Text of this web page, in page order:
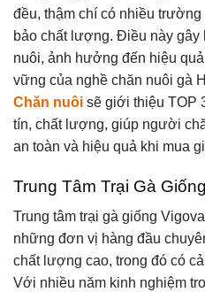
đều, thậm chí có nhiều
bảo chất lượng. Điều này
nuôi, ảnh hưởng đến hiệu
vững của nghề chăn nuôi gà
Chăn nuôi sẽ giới thiệu TOP
tín, chất lượng, giúp người
an toàn và hiệu quả khi mua
Trung Tâm Trại Gà
Trung tâm trại gà giống
những đơn vị hàng đầu
chất lượng cao, trong đó có
Với nhiều năm kinh nghiệm